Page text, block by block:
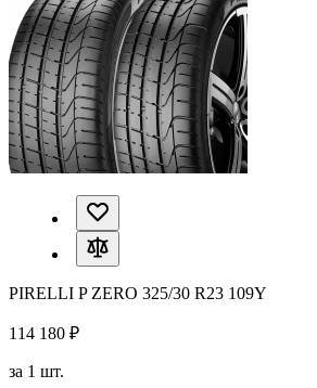
PIRELLI P ZERO 325/30 R23 109Y
114 180 ₽
за 1 шт.